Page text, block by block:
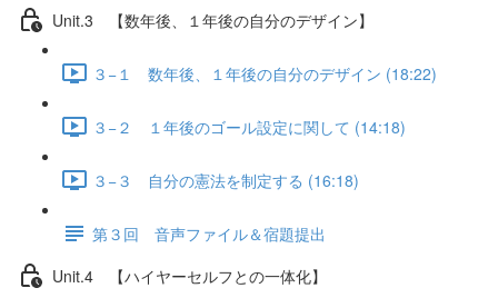
Unit.3 【数年後、１年後の自分のデザイン】
３−１ 数年後、１年後の自分のデザイン (18:22)
３−２ １年後のゴール設定に関して (14:18)
３−３ 自分の憲法を制定する (16:18)
第３回 音声ファイル＆宿題提出
Unit.4 【ハイヤーセルフとの一体化】